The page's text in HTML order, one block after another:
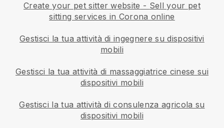
Create your pet sitter website - Sell your pet
sitting services in Corona online
Gestisci la tua attività di ingegnere su dispositivi
mobili
Gestisci la tua attività di massaggiatrice cinese sui
dispositivi mobili
Gestisci la tua attività di consulenza agricola su
dispositivi mobili